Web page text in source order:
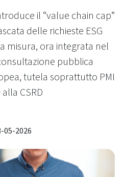
il “value chain cap”
delle richieste ESG
misura, ora integrata nel
pubblica
tutela soprattutto PMI
CSRD
05-2026